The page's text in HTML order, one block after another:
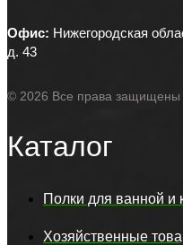
Офис: Нижегородская
д. 43
© 2026 Все права
Каталог
Полки для ванной и
Хозяйственные